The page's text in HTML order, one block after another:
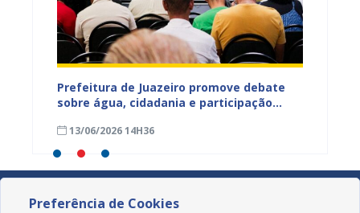
Prefeitura de Juazeiro promove debate
sobre água, cidadania e participação
comunidades urbanas e rurais
13/06/2026 14H36
Preferência de Cookies